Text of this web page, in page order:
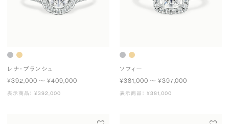
レナ・ブランシュ
¥392,000 〜 ¥409,000
表示商品： ¥392,000
ソフィー
¥381,000 〜 ¥397,000
表示商品： ¥381,000